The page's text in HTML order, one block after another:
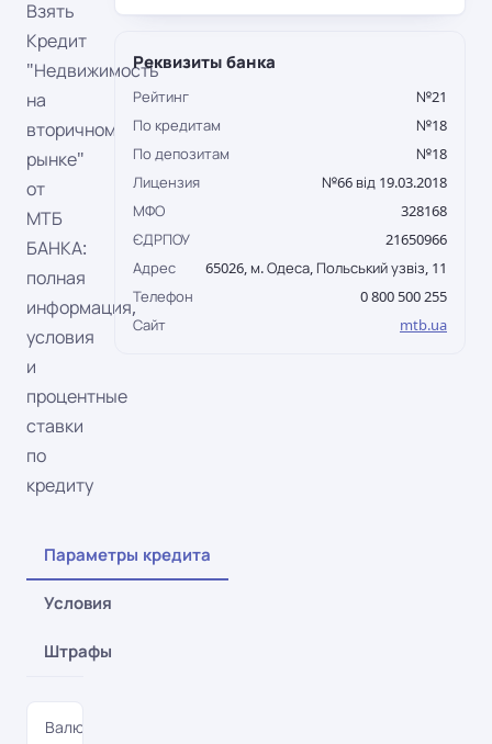
Взять
Кредит
"Недвижимость
на
вторичном
рынке"
от
МТБ
БАНКА:
полная
информация,
условия
и
процентные
ставки
по
кредиту
Параметры кредита
Условия
Штрафы
Валюта
Реквизиты банка
Рейтинг
№21
По кредитам
№18
По депозитам
№18
Лицензия
№66 від 19.03.2018
МФО
328168
ЄДРПОУ
21650966
Адрес
65026, м. Одеса, Польський узвіз, 11
Телефон
0 800 500 255
Сайт
mtb.ua